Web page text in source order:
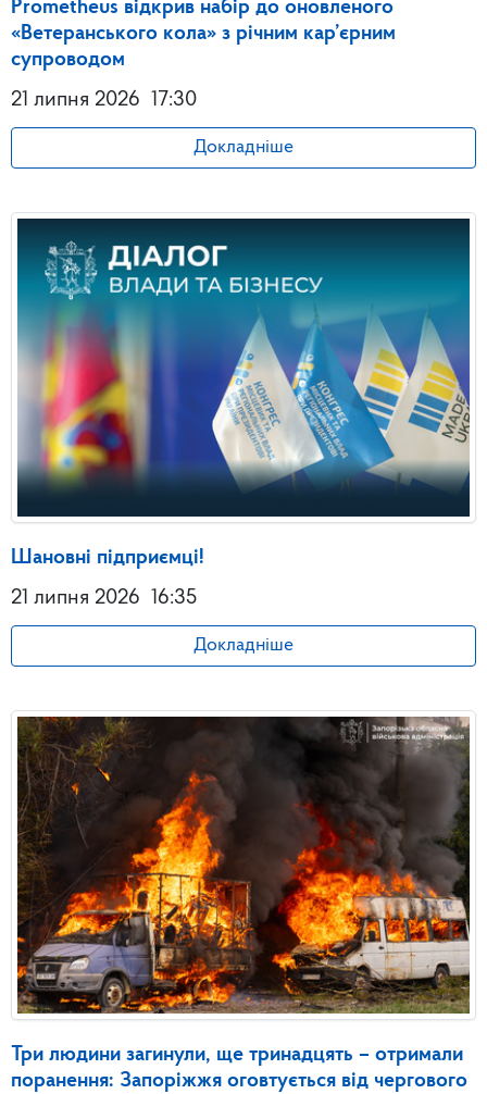
Prometheus відкрив набір до оновленого
«Ветеранського кола» з річним кар’єрним
супроводом
21 липня 2026
17:30
Докладніше
Шановні підприємці!
21 липня 2026 16:35
Докладніше
Три людини загинули, ще тринадцять – отримали
поранення: Запоріжжя оговтується від чергового